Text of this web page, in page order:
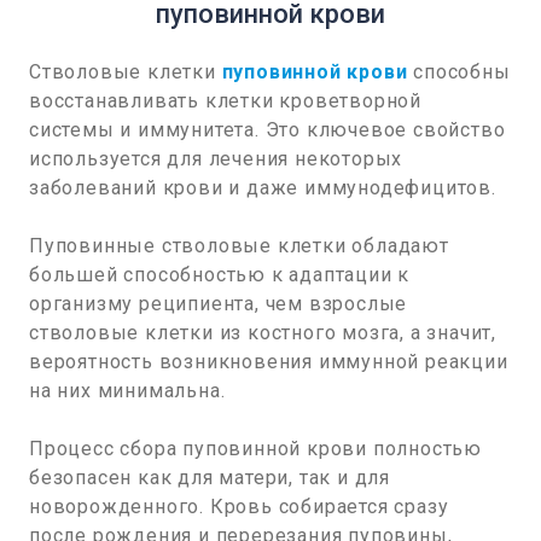
пуповинной крови
Стволовые клетки пуповинной крови способны
восстанавливать клетки кроветворной
системы и иммунитета. Это ключевое свойство
используется для лечения некоторых
заболеваний крови и даже иммунодефицитов.
Пуповинные стволовые клетки обладают
большей способностью к адаптации к
организму реципиента, чем взрослые
стволовые клетки из костного мозга, а значит,
вероятность возникновения иммунной реакции
на них минимальна.
Процесс сбора пуповинной крови полностью
безопасен как для матери, так и для
новорожденного. Кровь собирается сразу
после рождения и перерезания пуповины,